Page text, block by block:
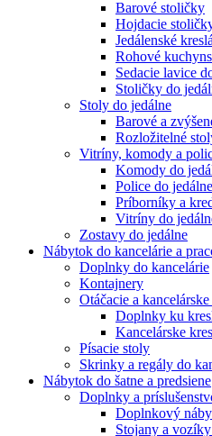
Barové stoličky
Hojdacie
Jedálenské kreslá
Rohové
Sedacie lavice
Stoličky do
Stoly do jedálne
Barové a
Rozložitelné
Vitríny, komody a
Komody do
Police do jedálne
Príborníky a
Vitríny do
Zostavy do jedálne
Nábytok do kancelárie a
Doplnky do kancelárie
Kontajnery
Otáčacie a
Doplnky ku
Kancelárske
Písacie stoly
Skrinky a regály do
Nábytok do šatne a predsiene
Doplnky a
Doplnkový
Stojany a